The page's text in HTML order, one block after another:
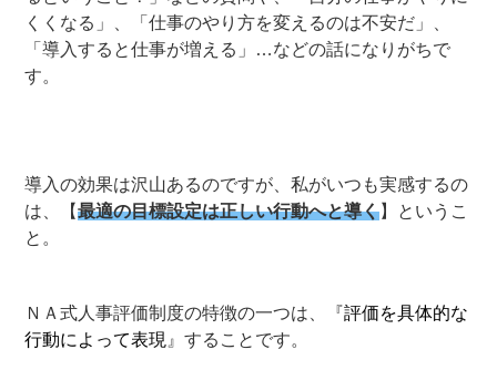
くくなる」、「仕事のやり方を変えるのは不安だ」、
「導入すると仕事が増える」…などの話になりがちで
す。
導入の効果は沢山あるのですが、私がいつも実感するの
は、【最適の目標設定は正しい行動へと導く】というこ
と。
ＮＡ式人事評価制度の特徴の一つは、『評価を具体的な
行動によって表現 』することです。